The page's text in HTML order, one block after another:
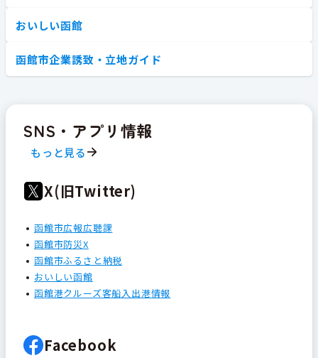
おいしい函館
函館市企業誘致・立地ガイド
SNS・アプリ情報
もっと見る
X(旧Twitter)
函館市広報広聴課
函館市防災X
函館市ふるさと納税
おいしい函館
函館港クルーズ客船入出港情報
Facebook